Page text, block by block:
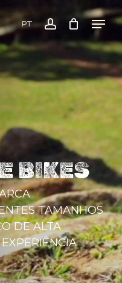
PT account
Menu
BIKES
TAMANHOS
DE ALTA